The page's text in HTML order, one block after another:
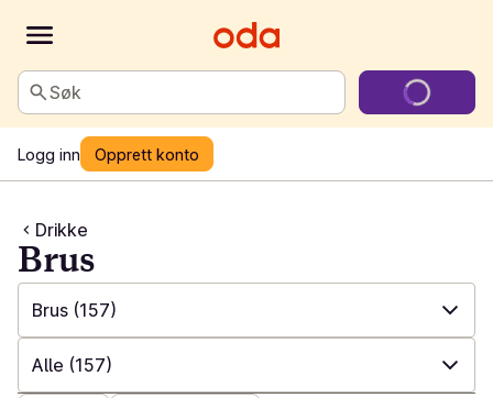
Søk
Logg inn Opprett konto
Drikke
Brus
Brus (157)
✓ Alle (825)
Alle (157)